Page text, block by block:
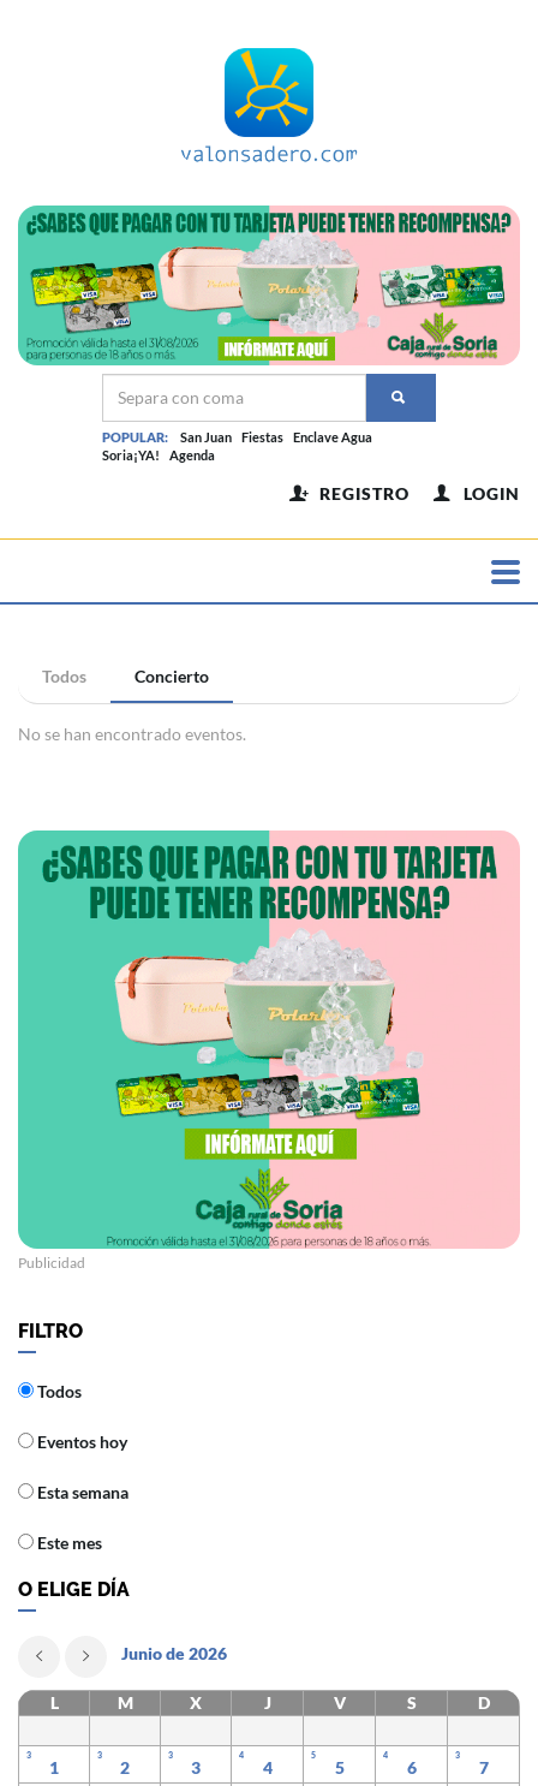
POPULAR: San Juan Fiestas
Enclave Agua
Soria¡YA!
Agenda
REGISTRO LOGIN
Todos Concierto
No se han encontrado eventos.
Publicidad
FILTRO
Todos
Eventos hoy
Esta semana
Este mes
O ELIGE DÍA
Junio de 2026
L M X J V S D
3
1
3
2
3
3
4
4
5
5
4
6
3
7